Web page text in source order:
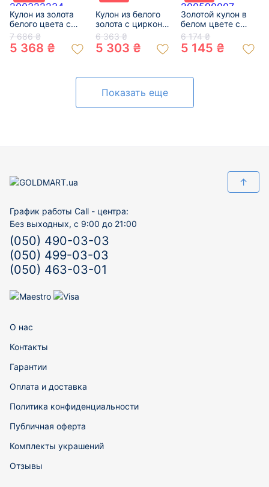
Кулон из золота
белого цвета с
цирконом
«Сердце» 01-
200322234
7 686 ₴
5 368 ₴
Кулон из белого
золота с цирконом
«Сердце» 01-
200794039
6 363 ₴
5 303 ₴
Золотой кулон в
белом цвете с
цирконом
«Сердце» 01-
200590007
6 174 ₴
5 145 ₴
Показать еще
↑
График работы Call - центра:
Без выходных, с 9:00 до 21:00
(050) 490-03-03
(050) 499-03-03
(050) 463-03-01
О нас
Контакты
Гарантии
Оплата и доставка
Политика конфиденциальности
Публичная оферта
Комплекты украшений
Отзывы